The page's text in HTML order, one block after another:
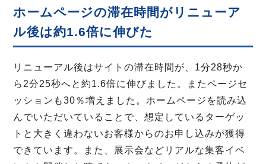
ホームページの滞在時間がリニューア
ル後は約1.6倍に伸びた
リニューアル後はサイトの滞在時間が、1分28秒か
ら2分25秒へと約1.6倍に伸びました。またページセ
ッションも30％増えました。ホームページを読み込
んでいただいていることで、想定しているターゲッ
トと大きく違わないお客様からのお申し込みが獲得
できています。また、展示会などリアルな集客イベ